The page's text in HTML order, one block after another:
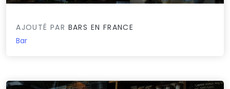
AJOUTÉ PAR BARS EN FRANCE
Bar